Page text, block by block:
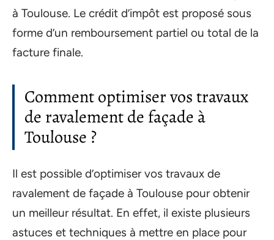
à Toulouse. Le crédit d’impôt est proposé sous
forme d’un remboursement partiel ou total de la
facture finale.
Comment optimiser vos travaux
de ravalement de façade à
Toulouse ?
Il est possible d’optimiser vos travaux de
ravalement de façade à Toulouse pour obtenir
un meilleur résultat. En effet, il existe plusieurs
astuces et techniques à mettre en place pour